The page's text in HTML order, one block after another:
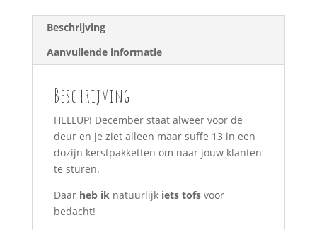
Beschrijving
Aanvullende informatie
Beschrijving
HELLUP! December staat alweer voor de
deur en je ziet alleen maar suffe 13 in een
dozijn kerstpakketten om naar jouw klanten
te sturen.
Daar heb iknatuurlijk iets tofsvoor
bedacht!